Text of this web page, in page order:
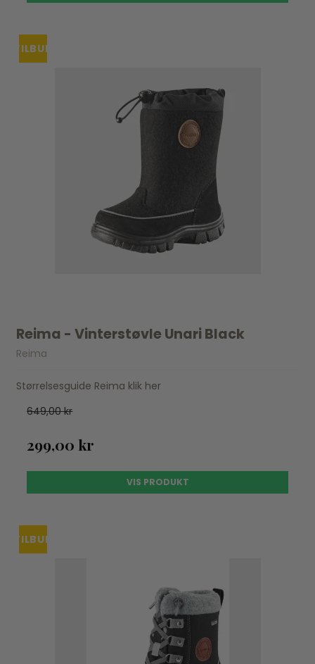
TILBUD
Reima - Vinterstøvle Unari Black
Reima
Størrelsesguide Reima klik her
649,00 kr
299,00 kr
VIS PRODUKT
TILBUD